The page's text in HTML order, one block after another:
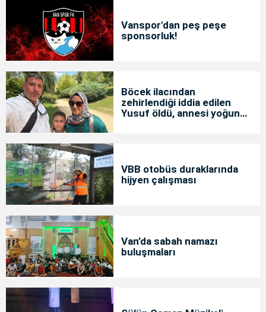
Vanspor'dan peş peşe
sponsorluk!
Böcek ilacından
zehirlendiği iddia edilen
Yusuf öldü, annesi yoğun
VBB otobüs duraklarında
hijyen çalışması
Van’da sabah namazı
buluşmaları